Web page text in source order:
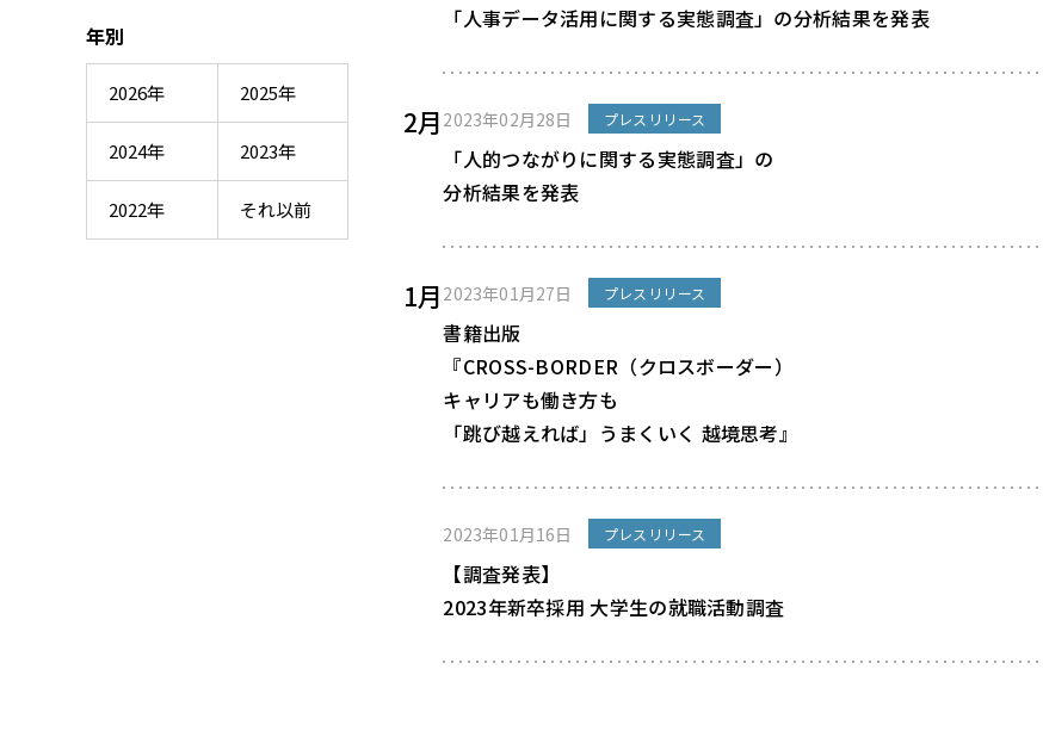
年別
2026年 2025年
2024年 2023年
2022年 それ以前
「人事データ活用に関する実態調査」の分析結果を発表
2月 2023年02月28日 プレスリリース
「人的つながりに関する実態調査」の
分析結果を発表
1月 2023年01月27日 プレスリリース
書籍出版
『CROSS-BORDER（クロスボーダー）
キャリアも働き方も
「跳び越えれば」うまくいく 越境思考』
2023年01月16日 プレスリリース
【調査発表】
2023年新卒採用 大学生の就職活動調査